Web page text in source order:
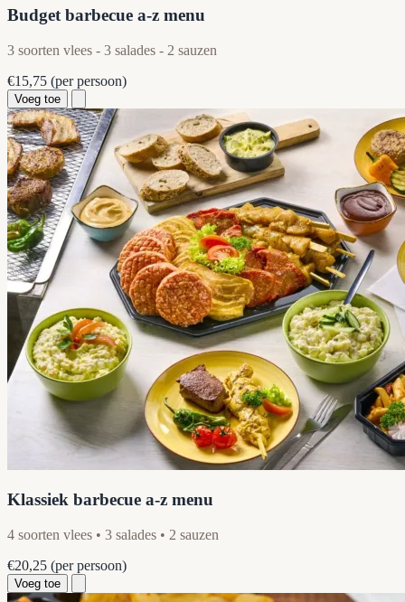
Budget barbecue a-z menu
3 soorten vlees - 3 salades - 2 sauzen
€15,75 (per persoon)
Voeg toe
Klassiek barbecue a-z menu
4 soorten vlees • 3 salades • 2 sauzen
€20,25 (per persoon)
Voeg toe